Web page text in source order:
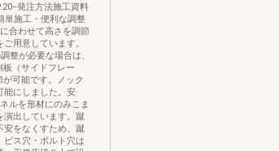
発注方法施工資料
単施工・便利な調整
合わせて高さを調節
用意しています。
整が必要な場合は、
（サイドフレー
可能です。ノック
能にしました。安
ルを形材にのみこま
演出しています。蹴
安をなくすため、蹴
ビス穴・ボルト穴は